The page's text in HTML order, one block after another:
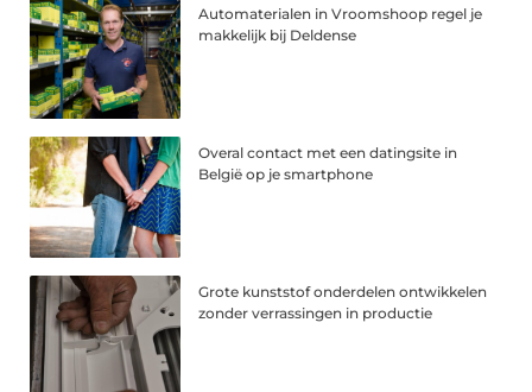
Automaterialen in Vroomshoop regel je
makkelijk bij Deldense
Overal contact met een datingsite in
België op je smartphone
Grote kunststof onderdelen ontwikkelen
zonder verrassingen in productie